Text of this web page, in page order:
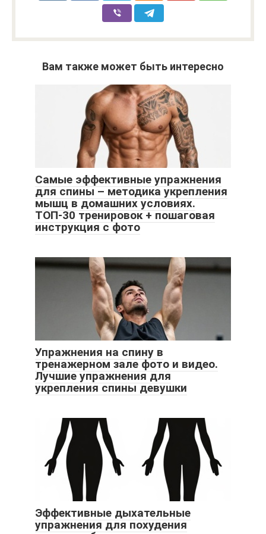
Вам также может быть интересно
Самые эффективные упражнения
для спины – методика укрепления
мышц в домашних условиях.
ТОП-30 тренировок + пошаговая
инструкция с фото
Упражнения на спину в
тренажерном зале фото и видео.
Лучшие упражнения для
укрепления спины девушки
Эффективные дыхательные
упражнения для похудения